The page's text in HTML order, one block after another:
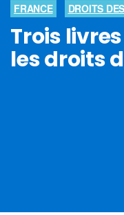
FRANCE DROITS
Trois
les droits